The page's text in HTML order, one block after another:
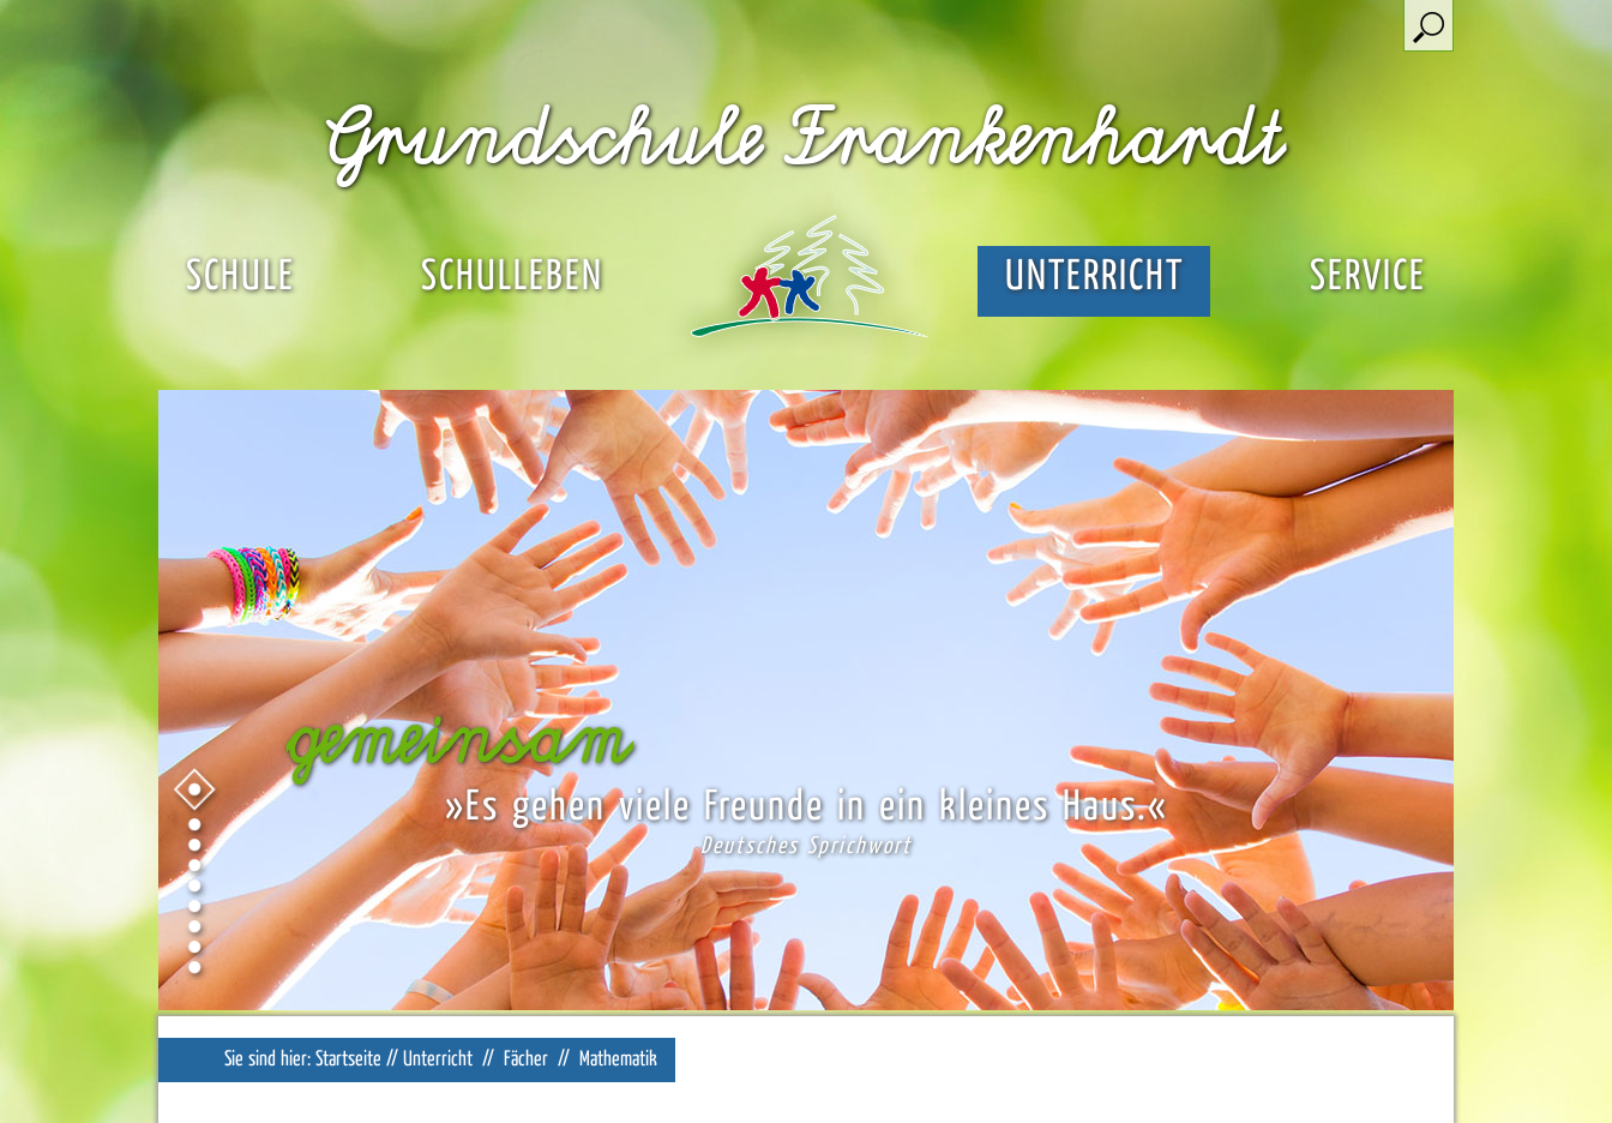
Grundschule Frankenhardt
SCHULE SCHULLEBEN UNTERRICHT SERVICE
gemeinsam
»Es gehen viele Freunde in ein kleines Haus.«
Deutsches Sprichwort
Sie sind hier:Startseite //Unterricht // Fächer // Mathematik